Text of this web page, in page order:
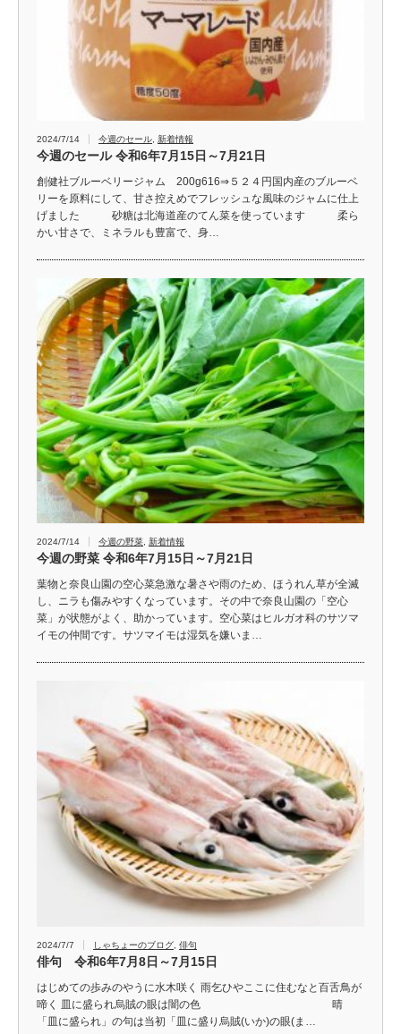
2024/7/14 今週のセール 新着情報
今週のセール 令和6年7月15日～7月21日
創健社ブルーベリージャム 200g616⇒５２４円国内産のブルーベ
リーを原料にして、甘さ控えめでフレッシュな風味のジャムに仕上
げました 砂糖は北海道産のてん菜を使っています 柔ら
かい甘さで、ミネラルも豊富で、身…
2024/7/14 今週の野菜 新着情報
今週の野菜 令和6年7月15日～7月21日
葉物と奈良山園の空心菜急激な暑さや雨のため、ほうれん草が全滅
し、ニラも傷みやすくなっています。その中で奈良山園の「空心
菜」が状態がよく、助かっています。空心菜はヒルガオ科のサツマ
イモの仲間です。サツマイモは湿気を嫌いま…
2024/7/7 しゃちょーのブログ 俳句
俳句 令和6年7月8日～7月15日
はじめての歩みのやうに水木咲く 雨乞ひやここに住むなと百舌鳥が
啼く 皿に盛られ烏賊の眼は闇の色 晴
「皿に盛られ」の句は当初「皿に盛り烏賊(いか)の眼(ま…